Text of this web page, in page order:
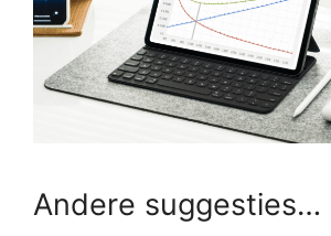
Andere suggesties…